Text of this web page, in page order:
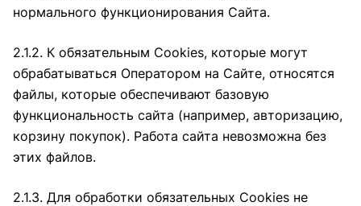
нормального функционирования Сайта.
2.1.2. К обязательным Cookies, которые могут
обрабатываться Оператором на Сайте, относятся
файлы, которые обеспечивают базовую
функциональность сайта (например, авторизацию,
корзину покупок). Работа сайта невозможна без
этих файлов.
2.1.3. Для обработки обязательных Cookies не